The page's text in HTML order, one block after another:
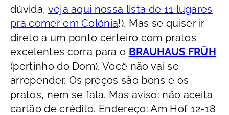
dúvida, veja aqui nossa lista de 11 lugares
pra comer em Colônia!). Mas se quiser ir
direto a um ponto certeiro com pratos
excelentes corra para o BRAUHAUS FRÜH
(pertinho do Dom). Você não vai se
arrepender. Os preços são bons e os
pratos, nem se fala. Mas aviso: não aceita
cartão de crédito. Endereço: Am Hof 12-18